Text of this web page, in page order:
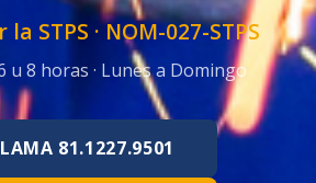
STPS ·NOM-027-STPS
u 8 horas · Lunes a Domingo
81.1227.9501